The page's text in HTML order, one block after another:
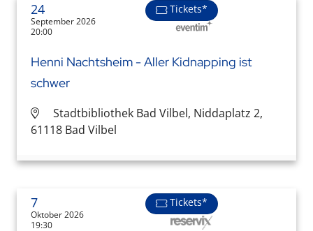
24
September 2026
20:00
Tickets*
Henni Nachtsheim - Aller Kidnapping ist
schwer
Stadtbibliothek Bad Vilbel, Niddaplatz 2,
61118 Bad Vilbel
7
Oktober 2026
19:30
Tickets*